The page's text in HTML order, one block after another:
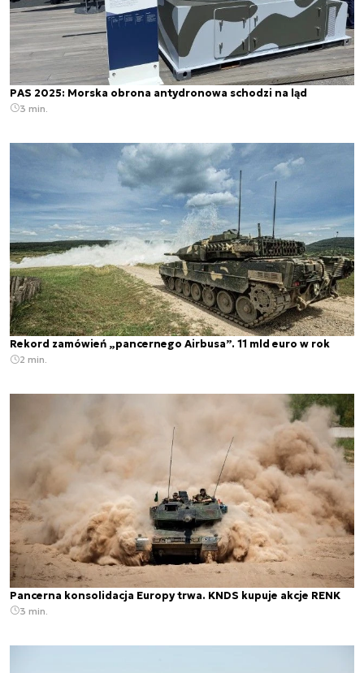
PAS 2025: Morska obrona antydronowa schodzi na ląd
3 min.
Rekord zamówień „pancernego Airbusa”. 11 mld euro w rok
2 min.
Pancerna konsolidacja Europy trwa. KNDS kupuje akcje RENK
3 min.